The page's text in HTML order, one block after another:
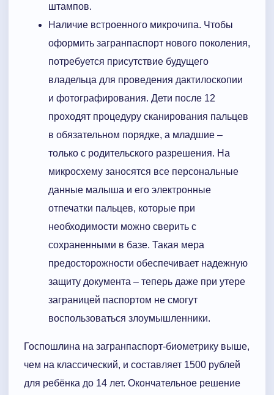
штампов.
Наличие встроенного микрочипа. Чтобы
оформить загранпаспорт нового поколения,
потребуется присутствие будущего
владельца для проведения дактилоскопии
и фотографирования. Дети после 12
проходят процедуру сканирования пальцев
в обязательном порядке, а младшие –
только с родительского разрешения. На
микросхему заносятся все персональные
данные малыша и его электронные
отпечатки пальцев, которые при
необходимости можно сверить с
сохраненными в базе. Такая мера
предосторожности обеспечивает надежную
защиту документа – теперь даже при утере
заграницей паспортом не смогут
воспользоваться злоумышленники.
Госпошлина на загранпаспорт-биометрику выше,
чем на классический, и составляет 1500 рублей
для ребёнка до 14 лет. Окончательное решение